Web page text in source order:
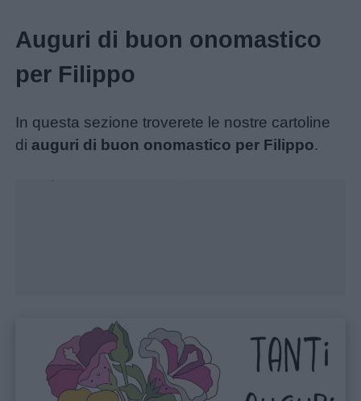
Auguri di buon onomastico
per Filippo
In questa sezione troverete le nostre cartoline
diauguri di buon onomastico per Filippo.